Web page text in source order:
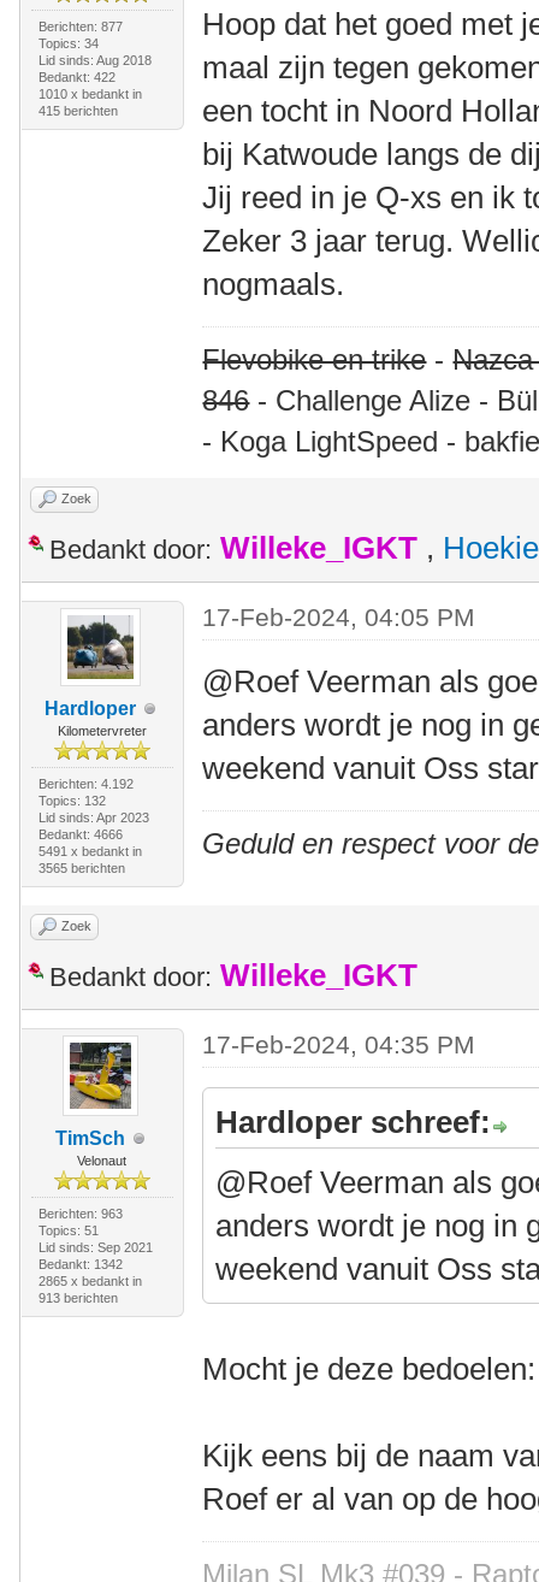
Berichten: 877
Topics: 34
Lid sinds: Aug 2018
Bedankt: 422
1010 x bedankt in
415 berichten
Hoop dat het goed met
maal zijn tegen
een tocht in Noord
bij Katwoude langs de
Jij reed in je Q-xs en ik
Zeker 3 jaar terug.
nogmaals.
Flevobike en trike-
846- Challenge Alize -
- Koga LightSpeed -
Zoek
Bedankt door: Willeke_IGKT , Hoekie
Hardloper
Kilometervreter
Berichten: 4.192
Topics: 132
Lid sinds: Apr 2023
Bedankt: 4666
5491 x bedankt in
3565 berichten
17-Feb-2024, 04:05 PM
@Roef Veerman als
anders wordt je nog in
weekend vanuit Oss
Geduld en respect voor
Zoek
Bedankt door: Willeke_IGKT
TimSch
Velonaut
Berichten: 963
Topics: 51
Lid sinds: Sep 2021
Bedankt: 1342
2865 x bedankt in
913 berichten
17-Feb-2024, 04:35 PM
Hardloper schreef:
@Roef Veerman als
anders wordt je nog in
weekend vanuit Oss
Mocht je deze
Kijk eens bij de naam
Roef er al van op de
Milan SL Mk3 #039 -